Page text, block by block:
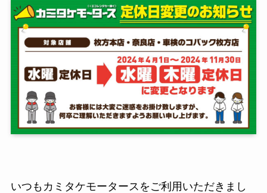
いつもカミタケモータースをご利用いただきまし